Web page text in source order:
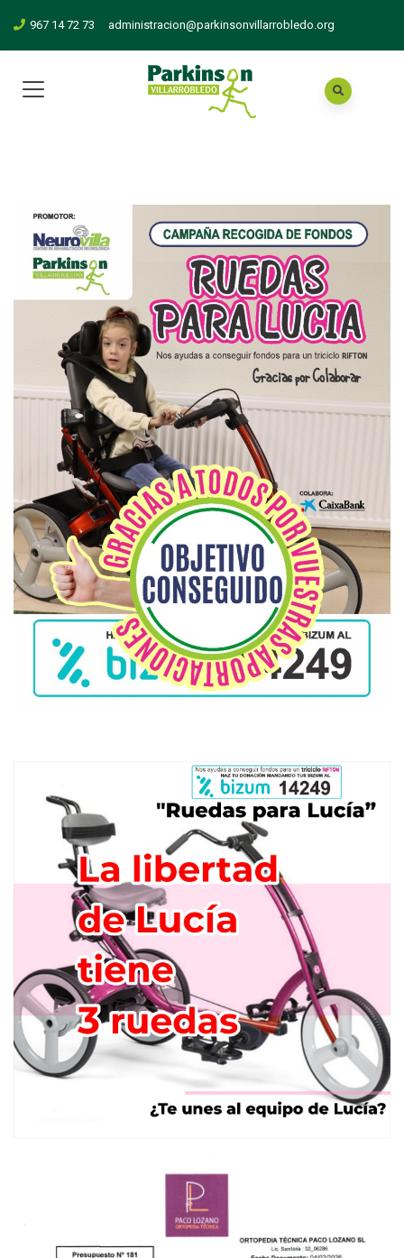
967 14 72 73 administracion@parkinsonvillarrobledo.org